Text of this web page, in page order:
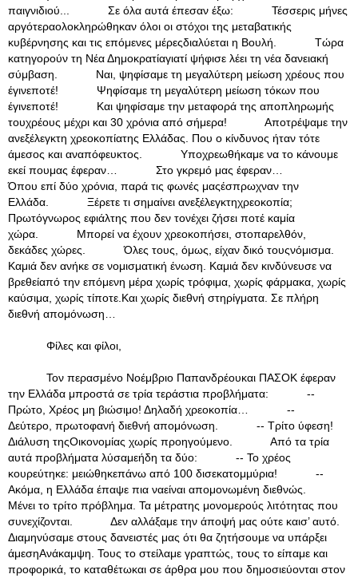
παιγνιδιού... Σε όλα αυτά έπεσαν έξω: Τέσσερις μήνες
αργότεραολοκληρώθηκαν όλοι οι στόχοι της μεταβατικής
κυβέρνησης και τις επόμενες μέρεςδιαλύεται η Βουλή. Τώρα
κατηγορούν τη Νέα Δημοκρατίαγιατί ψήφισε λέει τη νέα δανειακή
σύμβαση. Ναι, ψηφίσαμε τη μεγαλύτερη μείωση χρέους που
έγινεποτέ! Ψηφίσαμε τη μεγαλύτερη μείωση τόκων που
έγινεποτέ! Και ψηφίσαμε την μεταφορά της αποπληρωμής
τουχρέους μέχρι και 30 χρόνια από σήμερα! Αποτρέψαμε την
ανεξέλεγκτη χρεοκοπίατης Ελλάδας. Που ο κίνδυνος ήταν τότε
άμεσος και αναπόφευκτος. Υποχρεωθήκαμε να το κάνουμε
εκεί πουμας έφεραν… Στο γκρεμό μας έφεραν…
Όπου επί δύο χρόνια, παρά τις φωνές μαςέσπρωχναν την
Ελλάδα. Ξέρετε τι σημαίνει ανεξέλεγκτηχρεοκοπία;
Πρωτόγνωρος εφιάλτης που δεν τονέχει ζήσει ποτέ καμία
χώρα. Μπορεί να έχουν χρεοκοπήσει, στοπαρελθόν,
δεκάδες χώρες. Όλες τους, όμως, είχαν δικό τουςνόμισμα.
Καμιά δεν ανήκε σε νομισματική ένωση. Καμιά δεν κινδύνευσε να
βρεθείαπό την επόμενη μέρα χωρίς τρόφιμα, χωρίς φάρμακα, χωρίς
καύσιμα, χωρίς τίποτε.Και χωρίς διεθνή στηρίγματα. Σε πλήρη
διεθνή απομόνωση…
Φίλες και φίλοι,
Τον περασμένο Νοέμβριο Παπανδρέουκαι ΠΑΣΟΚ έφεραν
την Ελλάδα μπροστά σε τρία τεράστια προβλήματα: --
Πρώτο, Χρέος μη βιώσιμο! Δηλαδή χρεοκοπία… --
Δεύτερο, πρωτοφανή διεθνή απομόνωση. -- Τρίτο ύφεση!
Διάλυση τηςΟικονομίας χωρίς προηγούμενο. Από τα τρία
αυτά προβλήματα λύσαμεήδη τα δύο: -- Το χρέος
κουρεύτηκε: μειώθηκεπάνω από 100 δισεκατομμύρια! --
Ακόμα, η Ελλάδα έπαψε πια ναείναι απομονωμένη διεθνώς.
Μένει το τρίτο πρόβλημα. Τα μέτρατης μονομερούς λιτότητας που
συνεχίζονται. Δεν αλλάξαμε την άποψή μας ούτε καισ’ αυτό.
Διαμηνύσαμε στους δανειστές μας ότι θα ζητήσουμε να υπάρξει
άμεσηΑνάκαμψη. Τους το στείλαμε γραπτώς, τους το είπαμε και
προφορικά, το καταθέτωκαι σε άρθρα μου που δημοσιεύονται στον